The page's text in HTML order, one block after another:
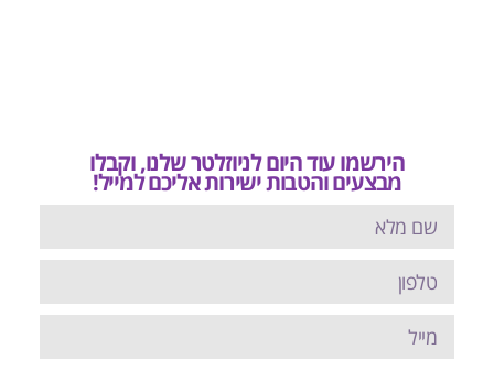
הירשמו עוד היום לניוזלטר שלנו, וקבלו
מבצעים והטבות ישירות אליכם למייל!